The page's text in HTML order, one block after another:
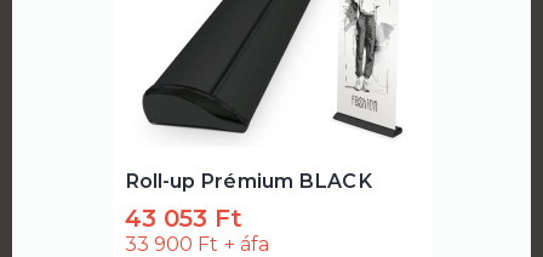
Roll-up Prémium BLACK
43 053 Ft
33 900 Ft